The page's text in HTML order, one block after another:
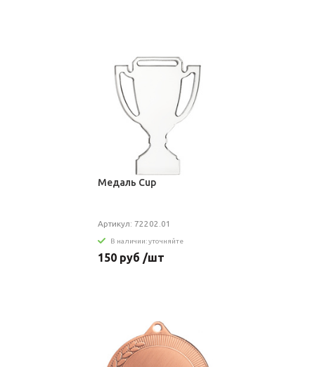
Медаль Cup
Артикул: 72202.01
В наличии: уточняйте
150 руб /шт